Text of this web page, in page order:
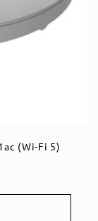
(Wi-Fi 5)